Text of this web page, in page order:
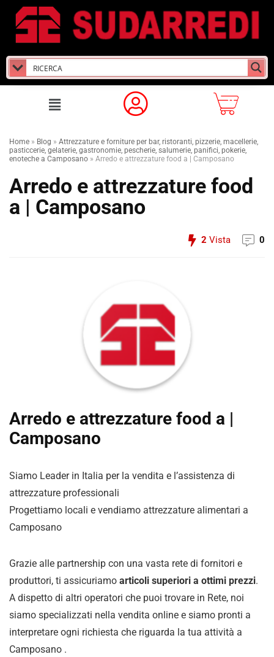
Home » Blog » Attrezzature e forniture per bar, ristoranti, pizzerie, macellerie,
pasticcerie, gelaterie, gastronomie, pescherie, salumerie, panifici, pokerie,
enoteche a Camposano » Arredo e attrezzature food a | Camposano
Arredo e attrezzature food
a | Camposano
2 Vista 0
Arredo e attrezzature food a |
Camposano
Siamo Leader in Italia per la vendita e l’assistenza di
attrezzature professionali
Progettiamo locali e vendiamo attrezzature alimentari a
Camposano
Grazie alle partnership con una vasta rete di fornitori e
produttori, ti assicuriamo articoli superiori a ottimi prezzi.
A dispetto di altri operatori che puoi trovare in Rete, noi
siamo specializzati nella vendita online e siamo pronti a
interpretare ogni richiesta che riguarda la tua attività a
Camposano .